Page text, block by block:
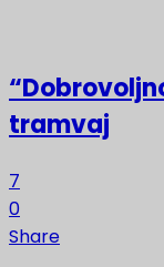
tramvaj
7
0
Share